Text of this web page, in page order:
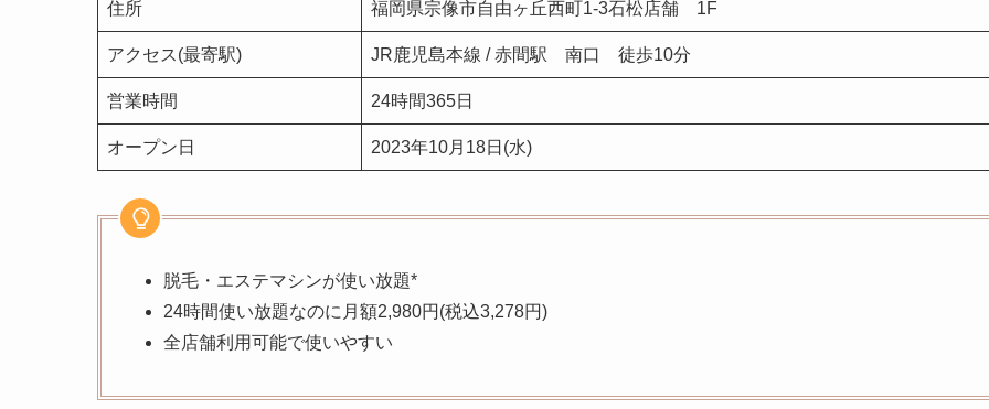
住所 福岡県宗像市自由ヶ丘西町1-3石松店舗 1F
アクセス(最寄駅) JR鹿児島本線 / 赤間駅 南口 徒歩10分
営業時間 24時間365日
オープン日 2023年10月18日(水)
脱毛・エステマシンが使い放題*
24時間使い放題なのに月額2,980円(税込3,278円)
全店舗利用可能で使いやすい